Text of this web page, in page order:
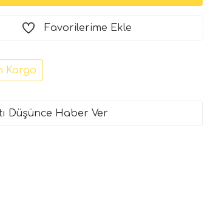
Favorilerime Ekle
Kargo
Düşünce Haber Ver